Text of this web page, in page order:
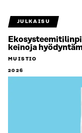
JULKAISU
keinoja
MUISTIO
2026